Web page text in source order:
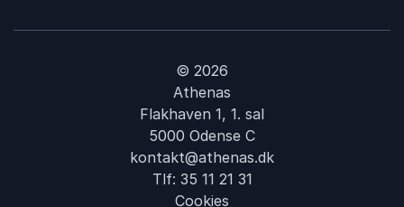
© 2026
Athenas
Flakhaven 1, 1. sal
5000 Odense C
kontakt@athenas.dk
Tlf: 35 11 21 31
Cookies